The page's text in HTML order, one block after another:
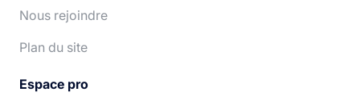
Nous rejoindre
Plan du site
Espace pro